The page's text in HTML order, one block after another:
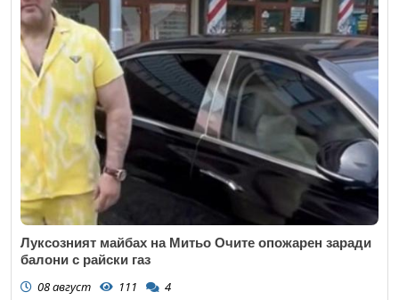
Луксозният майбах на Митьо Очите опожарен заради
балони с райски газ
08 август 111 4